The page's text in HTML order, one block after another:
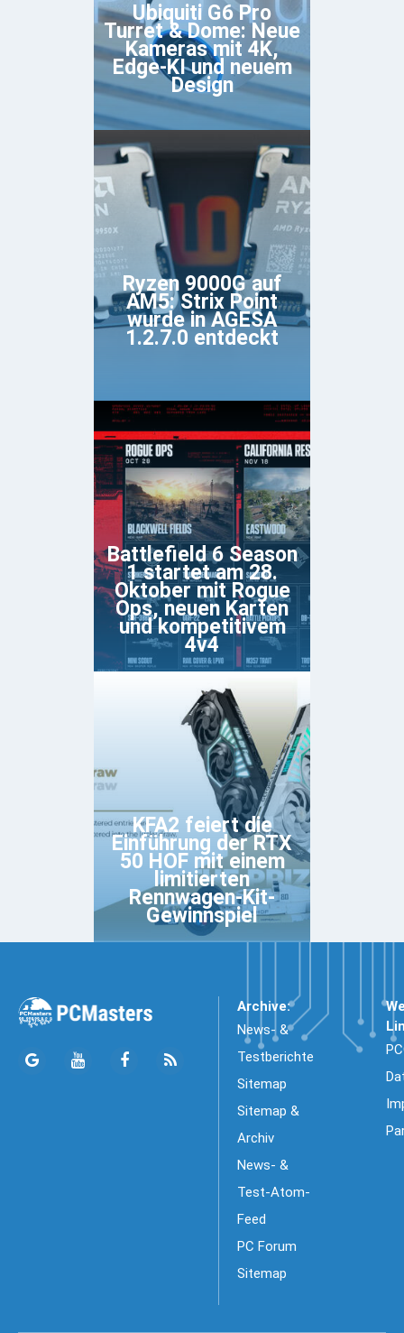
Ubiquiti G6 Pro
Turret & Dome: Neue
Kameras mit 4K,
Edge-KI und neuem
Design
Ryzen 9000G auf
AM5: Strix Point
wurde in AGESA
1.2.7.0 entdeckt
Battlefield 6 Season
1 startet am 28.
Oktober mit Rogue
Ops, neuen Karten
und kompetitivem
4v4
KFA2 feiert die
Einführung der RTX
50 HOF mit einem
limitierten
Rennwagen-Kit-
Gewinnspiel
Archive:
News- &
Testberichte
Sitemap
Sitemap &
Archiv
News- &
Test-Atom-
Feed
PC Forum
Sitemap